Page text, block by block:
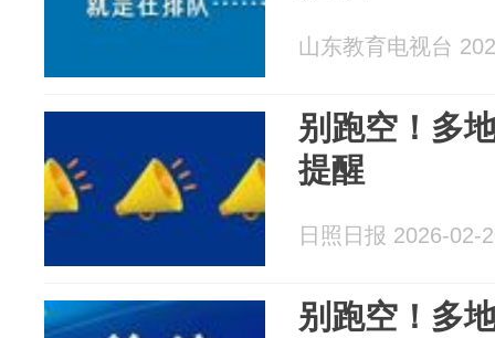
山东教育电视台
别跑空！多
提醒
日照日报 2026-02-
别跑空！多